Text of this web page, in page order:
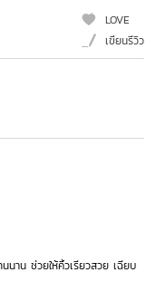
LOVE
เขียนรีวิว
นาน ช่วยให้คิ้วเรียวสวย เฉียบ